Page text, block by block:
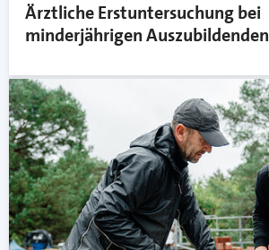
Ärztliche Erstuntersuchung bei
minderjährigen Auszubildenden